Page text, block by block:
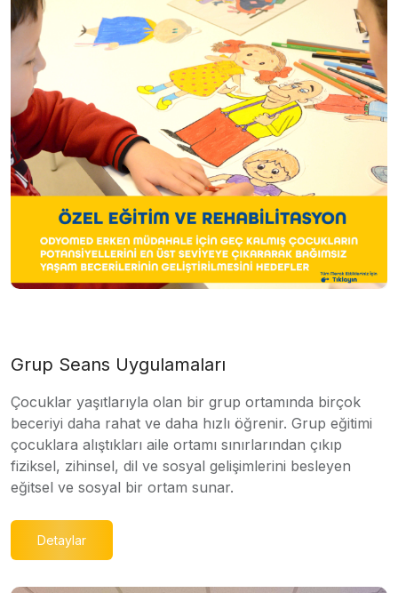
Grup Seans Uygulamaları
Çocuklar yaşıtlarıyla olan bir grup ortamında birçok
beceriyi daha rahat ve daha hızlı öğrenir. Grup eğitimi
çocuklara alıştıkları aile ortamı sınırlarından çıkıp
fiziksel, zihinsel, dil ve sosyal gelişimlerini besleyen
eğitsel ve sosyal bir ortam sunar.
Detaylar